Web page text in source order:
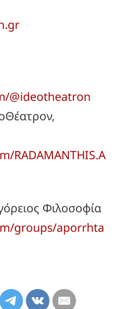
@ideotheatron
RADAMANTHIS.A
Φιλοσοφία
groups/aporrhta